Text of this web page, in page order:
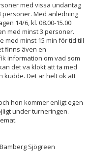
med vissa undantag
personer. Med anledning
14/6, kl. 08.00-15.00
med minst 3 personer.
med minst 15 min för tid till
finns även en
information om vad som
det va klokt att ta med
kudde. Det är helt ok att
hon kommer enligt egen
under turneringen.
Sjögreen